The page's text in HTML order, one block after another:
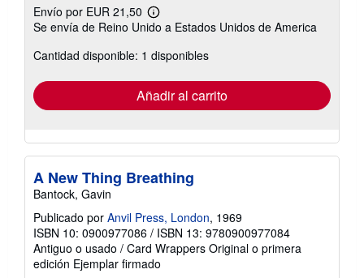
Envío por EUR 21,50
Más
información
las
tarifas
envío
Se envía de Reino Unido a Estados Unidos de America
Cantidad disponible: 1 disponibles
Añadir al carrito
A New Thing Breathing
Bantock, Gavin
Publicado por Anvil Press, London, 1969
ISBN 10: 0900977086 / ISBN 13: 9780900977084
Antiguo o usado / Card Wrappers Original o primera
edición Ejemplar firmado